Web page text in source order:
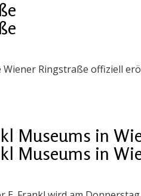
Wiener Ringstraße offiziell
Museums in
Museums in